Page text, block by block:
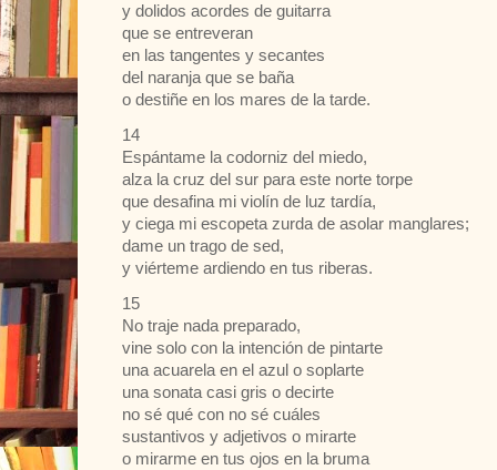
y dolidos acordes de guitarra
que se entreveran
en las tangentes y secantes
del naranja que se baña
o destiñe en los mares de la tarde.
14
Espántame la codorniz del miedo,
alza la cruz del sur para este norte torpe
que desafina mi violín de luz tardía,
y ciega mi escopeta zurda de asolar manglares;
dame un trago de sed,
y viérteme ardiendo en tus riberas.
15
No traje nada preparado,
vine solo con la intención de pintarte
una acuarela en el azul o soplarte
una sonata casi gris o decirte
no sé qué con no sé cuáles
sustantivos y adjetivos o mirarte
o mirarme en tus ojos en la bruma